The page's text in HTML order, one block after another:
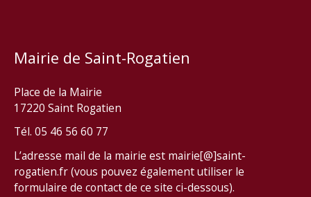
Mairie de Saint-Rogatien
Place de la Mairie
17220 Saint Rogatien
Tél. 05 46 56 60 77
L’adresse mail de la mairie est mairie[@]saint-
rogatien.fr (vous pouvez également utiliser le
formulaire de contact de ce site ci-dessous).